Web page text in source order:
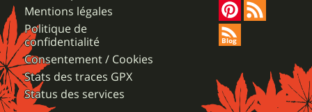
Mentions légales
Politique de
confidentialité
Consentement / Cookies
Stats des traces GPX
Status des services